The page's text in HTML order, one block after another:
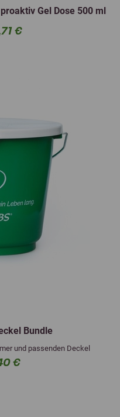
Gel Dose 500 ml
€
Bundle
und passenden Deckel
€